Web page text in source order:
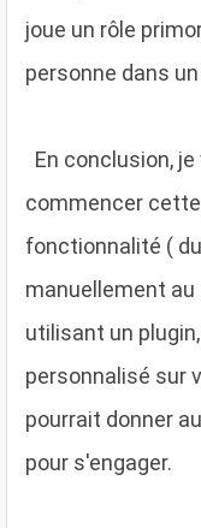
joue un rôle
personne dans
En conclusion,
commencer
fonctionnalité (
manuellement au
utilisant un
personnalisé sur
pourrait donner
pour s'engager.